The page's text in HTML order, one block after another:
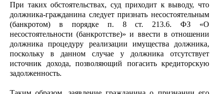
При таких обстоятельствах, суд приходит к выводу, что
должника-гражданина следует признать несостоятельным
(банкротом) в порядке п. 8 ст. 213.6. ФЗ «О
несостоятельности (банкротстве)» и ввести в отношении
должника процедуру реализации имущества должника,
поскольку в данном случае у должника отсутствует
источник дохода, позволяющий погасить кредиторскую
задолженность.